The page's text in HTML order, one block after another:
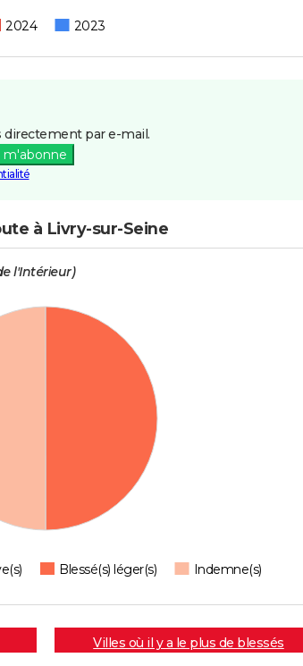
2024 2023
directement par e-mail.
m'abonne
à Livry-sur-Seine
l'Intérieur)
Blessé(s) léger(s) Indemne(s)
Villes où il y a le plus de blessés